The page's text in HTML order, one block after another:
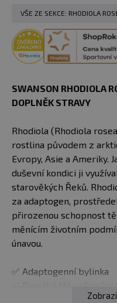
VŠE ZE SEKCE: RHODIOLA
SWANSON RHODIOLA
DOPLNĚK STRAVY
Rhodiola (Rhodiola
rostlina původem z
Evropy, Asie a Ameriky.
duševní kondici ji
starověkých Řeků.
za adaptogen,
přirozenou schopnost
měnícím životním
únavou.
✅ Adaptogenní bylinka